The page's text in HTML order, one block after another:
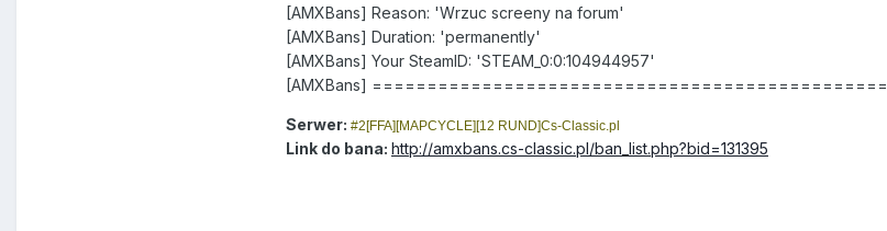
[AMXBans] Reason: 'Wrzuc screeny na forum'
[AMXBans] Duration: 'permanently'
[AMXBans] Your SteamID: 'STEAM_0:0:104944957'
[AMXBans] ===============================================
Serwer: #2[FFA][MAPCYCLE][12 RUND]Cs-Classic.pl
Link do bana: http://amxbans.cs-classic.pl/ban_list.php?bid=131395